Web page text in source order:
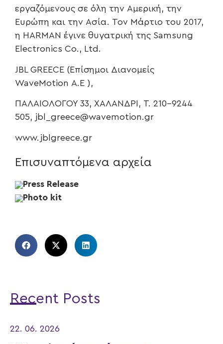
εργαζόμενους σε όλη την Αμερική, την
Ευρώπη και την Ασία. Τον Μάρτιο του 2017,
η HARMAN έγινε θυγατρική της Samsung
Electronics Co., Ltd.
JBL GREECE (Επίσημοι Διανομείς
WaveMotion Α.Ε ),
ΠΑΛΑΙΟΛΟΓΟΥ 33, ΧΑΛΑΝΔΡΙ, Τ. 210-9244
505, jbl_greece@wavemotion.gr
www.jblgreece.gr
Επισυναπτόμενα αρχεία
Press Release
Photo kit
Recent Posts
22. 06. 2026